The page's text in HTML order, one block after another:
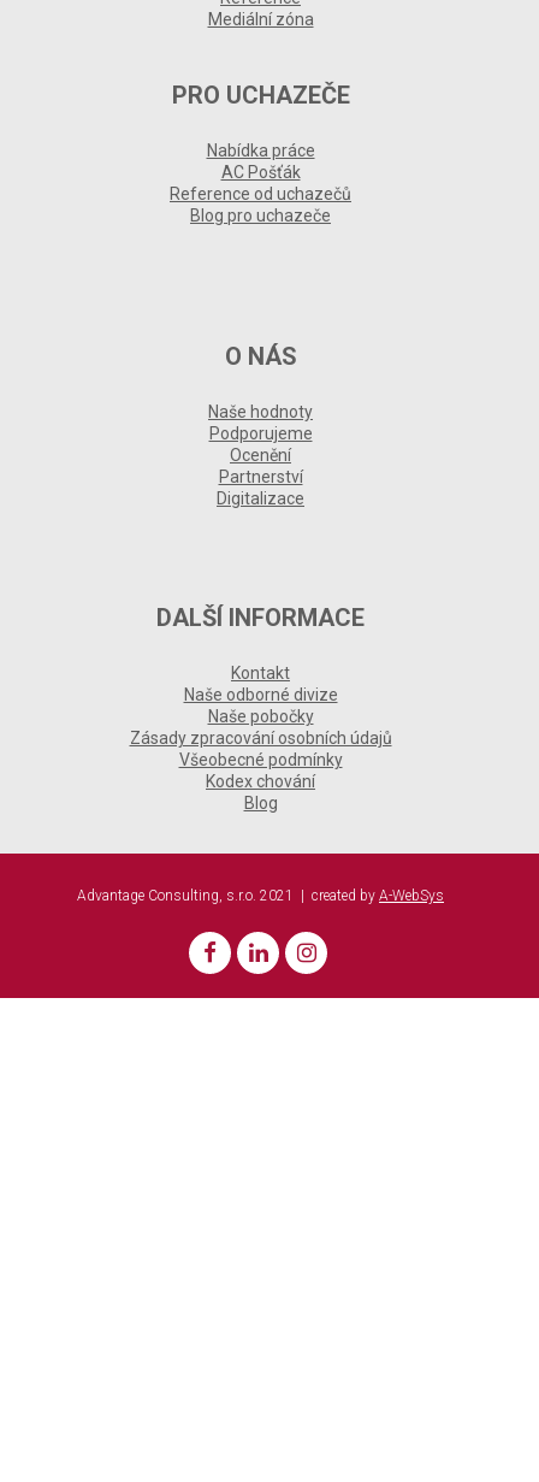
Mediální zóna
PRO UCHAZEČE
Nabídka práce
AC Pošťák
Reference od uchazečů
Blog pro uchazeče
O NÁS
Naše hodnoty
Podporujeme
Ocenění
Partnerství
Digitalizace
DALŠÍ INFORMACE
Kontakt
Naše odborné divize
Naše pobočky
Zásady zpracování osobních údajů
Všeobecné podmínky
Kodex chování
Blog
Advantage Consulting, s.r.o. 2021 | created by A-WebSys